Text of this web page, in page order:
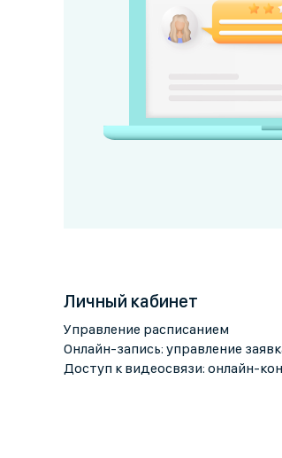
Личный кабинет
Управление расписанием
Онлайн-запись: управление
Доступ к видеосвязи: онлайн-